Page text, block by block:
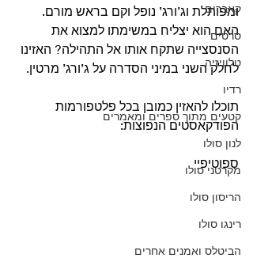
קאברים
סרטים
טלוויזיה
רדיו
קטעים מתוך ספרים ומאמרים
לנון סולו
מקרטני סולו
הריסון סולו
רינגו סולו
הביטלס ואמנים אחרים
ומפותלת וג’ורג’ נופל וקם בראש מורם.
האם הוא יצליח במשימתו למצוא את
הסנסצייה שתקח אותו אל התהילה? האזינו
לחלק השני במיני הסדרה על ג’ורג’ מרטין.
תוכלו להאזין כמובן בכל פלטפורמות
הפודקאסטים הנפוצות:
ספוטיפיי